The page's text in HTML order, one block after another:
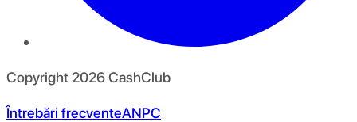
Copyright 2026CashClub
Întrebări frecventeANPC